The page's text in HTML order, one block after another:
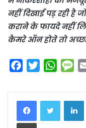
नहीं दिखाई पड़ रही है
कराने के फायदे नहीं
कैमरे ऑन होते तो अच्छा
c
e
b
i
t
t
W
a
t
s
M
s
s
a
Print